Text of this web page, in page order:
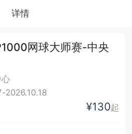
详情
网球大师赛-中央
2026.10.18
¥130起